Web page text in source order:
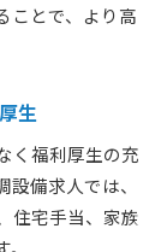
ことで、より高
生
く福利厚生の充
備求人では、
住宅手当、家族